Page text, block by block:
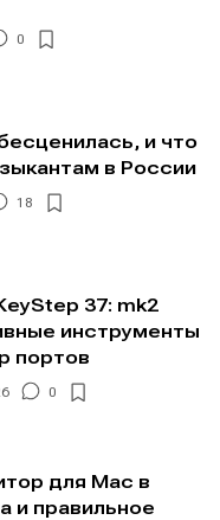
0
и что
в России
18
37: mk2
инструменты
портов
0
для Mac в
и правильное